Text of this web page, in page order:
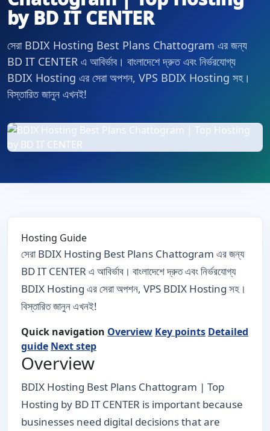
by BD IT CENTER
সেরা BDIX Hosting Best Plans Chattogram এর জন্য
BD IT CENTER এ আবির্ভাব। বাংলাদেশে দ্রুত এবং নির্ভরযোগ্য
BDIX Hosting এর সেরা অপশন, VPS BDIX Hosting সহ।
বিস্তারিত জানুন এখনই!
Hosting Guide
সেরা BDIX Hosting Best Plans Chattogram এর জন্য
BD IT CENTER এ আবির্ভাব। বাংলাদেশে দ্রুত এবং নির্ভরযোগ্য
BDIX Hosting এর সেরা অপশন, VPS BDIX Hosting সহ।
বিস্তারিত জানুন এখনই!
Quick navigation Overview Key points Detailed
guide Next step
Overview
BDIX Hosting Best Plans Chattogram | Top
Hosting by BD IT CENTER is important because
businesses need digital decisions that are